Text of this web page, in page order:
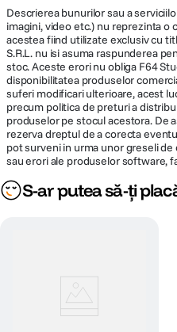
Descrierea bunurilor sau a
imagini, video etc.) nu reprezinta o
acestea fiind utilizate exclusiv cu
S.R.L. nu isi asuma raspunderea
stoc. Aceste erori nu obliga F64
disponibilitatea produselor
suferi modificari ulterioare, acest
precum politica de preturi a
produselor pe stocul acestora. De
rezerva dreptul de a corecta
pot surveni in urma unor greseli
sau erori ale produselor software,
S-ar putea să-ți